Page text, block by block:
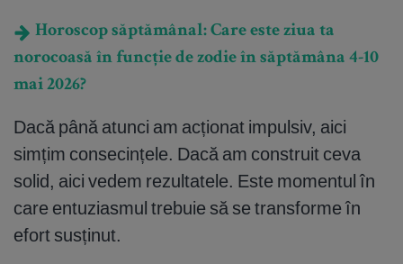
Horoscop săptămânal: Care este ziua ta
norocoasă în funcție de zodie în săptămâna 4-10
mai 2026?
Dacă până atunci am acționat impulsiv, aici
simțim consecințele. Dacă am construit ceva
solid, aici vedem rezultatele. Este momentul în
care entuziasmul trebuie să se transforme în
efort susținut.